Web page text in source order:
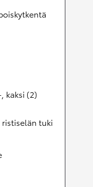
kaksi (2)
tuki